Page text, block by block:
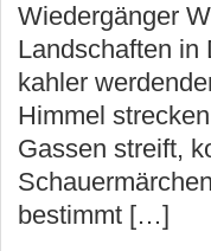
Wiedergänger
Landschaften in
kahler
Himmel
Gassen streift,
bestimmt […]